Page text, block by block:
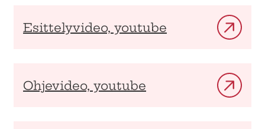
Esittelyvideo, youtube
Ohjevideo, youtube